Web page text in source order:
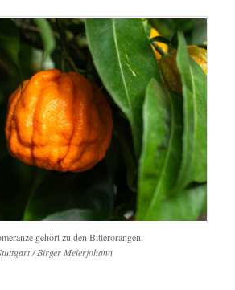
gehört zu den Bitterorangen.
/ Birger Meierjohann